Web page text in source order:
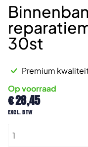
30st
€28,45
excl. btw
Premium
Op voorraad
reparatiemanchet